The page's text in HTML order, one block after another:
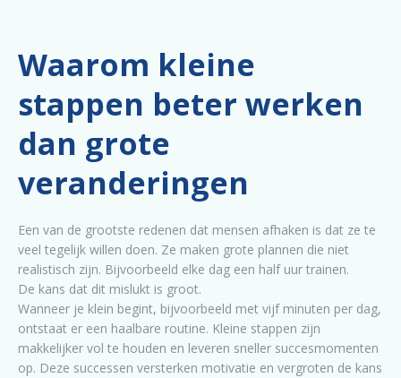
Waarom kleine
stappen beter werken
dan grote
veranderingen
Een van de grootste redenen dat mensen afhaken is dat ze te
veel tegelijk willen doen. Ze maken grote plannen die niet
realistisch zijn. Bijvoorbeeld elke dag een half uur trainen.
De kans dat dit mislukt is groot.
Wanneer je klein begint, bijvoorbeeld met vijf minuten per dag,
ontstaat er een haalbare routine. Kleine stappen zijn
makkelijker vol te houden en leveren sneller succesmomenten
op. Deze successen versterken motivatie en vergroten de kans